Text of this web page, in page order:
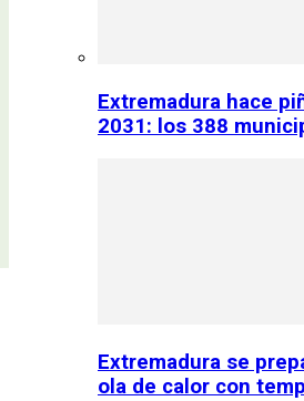
Extremadura hace
2031: los 388
Extremadura se
ola de calor con